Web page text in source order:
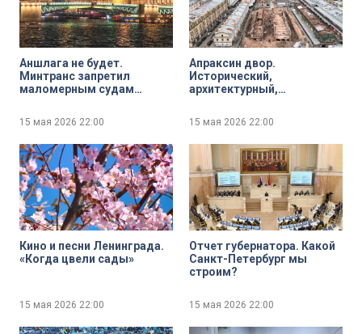
Аншлага не будет.
Минтранс запретил
маломерным судам
15 мая 2026 22:00
Апраксин двор.
Исторический,
архитектурный,
15 мая 2026 22:00
Кино и песни Ленинграда.
«Когда цвели сады»
15 мая 2026 22:00
Отчет губернатора. Какой
Санкт-Петербург мы
строим?
15 мая 2026 22:00